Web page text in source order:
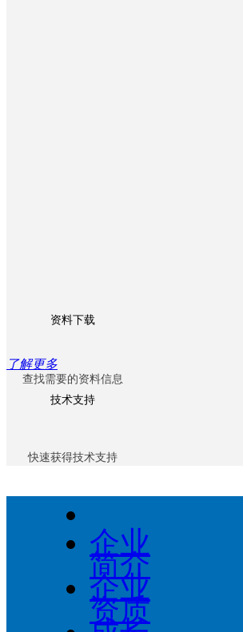
资料下载
查找需要的资料信息
了解更多
技术支持
快速获得技术支持
解决方案
企业
简介
企业
资质